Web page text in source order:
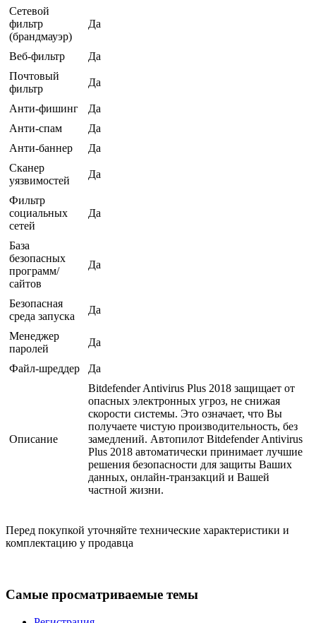
Сетевой
фильтр
(брандмауэр)
Да
Веб-фильтр
Да
Почтовый
фильтр
Да
Анти-фишинг
Да
Анти-спам
Да
Анти-баннер
Да
Сканер
уязвимостей
Да
Фильтр
социальных
сетей
Да
База
безопасных
программ/
сайтов
Да
Безопасная
среда запуска
Да
Менеджер
паролей
Да
Файл-шреддер Да
Описание
Bitdefender Antivirus Plus 2018 защищает от
опасных электронных угроз, не снижая
скорости системы. Это означает, что Вы
получаете чистую производительность, без
замедлений. Автопилот Bitdefender Antivirus
Plus 2018 автоматически принимает лучшие
решения безопасности для защиты Ваших
данных, онлайн-транзакций и Вашей
частной жизни.
Перед покупкой уточняйте технические характеристики и
комплектацию у продавца
Самые просматриваемые темы